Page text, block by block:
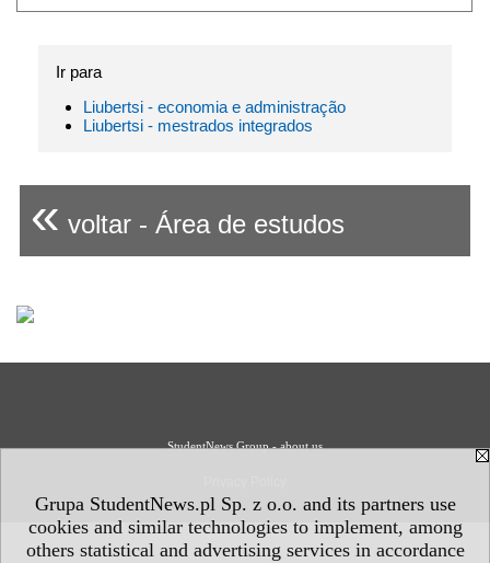
Grupa StudentNews.pl Sp. z o.o. and its partners use
cookies and similar technologies to implement, among
others statistical and advertising services in accordance
Ir para
Liubertsi - economia e administração
Liubertsi - mestrados integrados
« voltar - Área de estudos
StudentNews Group - about us